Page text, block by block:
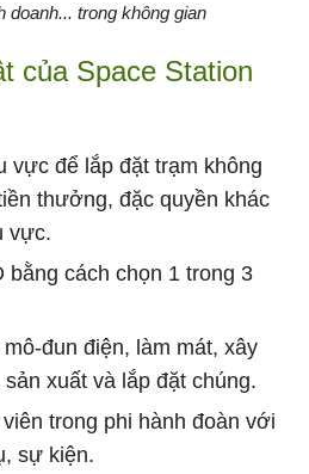
doanh... trong không gian
của Space Station
vực để lắp đặt trạm không
thưởng, đặc quyền khác
vực.
bằng cách chọn 1 trong 3
đun điện, làm mát, xây
xuất và lắp đặt chúng.
trong phi hành đoàn với
sự kiện.